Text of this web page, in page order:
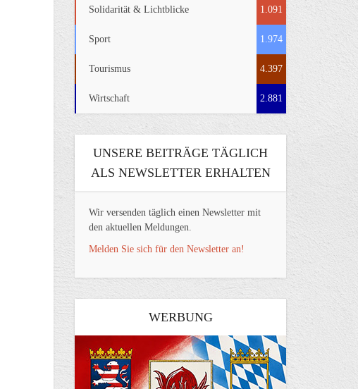
Solidarität & Lichtblicke 1.091
Sport 1.974
Tourismus 4.397
Wirtschaft 2.881
UNSERE BEITRÄGE TÄGLICH
ALS NEWSLETTER ERHALTEN
Wir versenden täglich einen Newsletter mit
den aktuellen Meldungen.
Melden Sie sich für den Newsletter an!
WERBUNG